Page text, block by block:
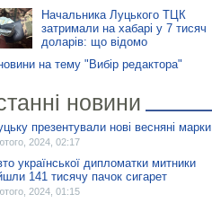
Начальника Луцького ТЦК
затримали на хабарі у 7 тисяч
доларів: що відомо
на тему "Вибір редактора"
новини
презентували нові весняні марки
2024, 02:17
української дипломатки митники
141 тисячу пачок сигарет
2024, 01:15